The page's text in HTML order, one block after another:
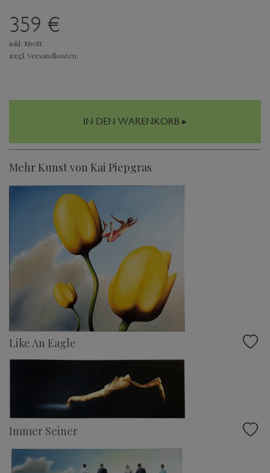
359 €
inkl. MwSt.
zzgl. Versandkosten
IN DEN WARENKORB ▸
Mehr Kunst von Kai Piepgras
Like An Eagle
Immer Seiner